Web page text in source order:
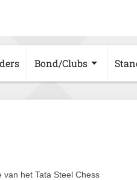
Bond/Clubs
het Tata Steel Chess